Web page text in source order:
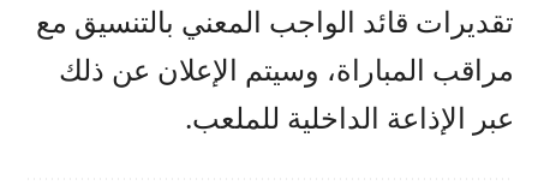
تقديرات قائد الواجب المعني بالتنسيق مع
مراقب المباراة، وسيتم الإعلان عن ذلك
عبر الإذاعة الداخلية للملعب.